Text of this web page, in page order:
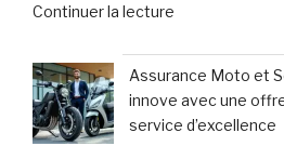
Continuer la lecture
:
découvrez
les
erreurs
Assurance Moto et
innove avec une
service d’excellence